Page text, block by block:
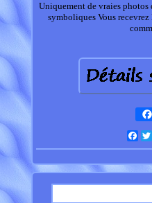
Uniquement de vraies photos
symboliques Vous